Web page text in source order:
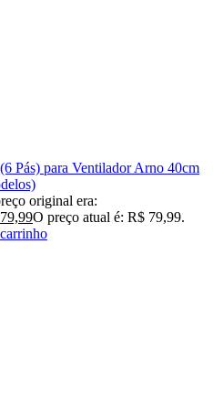
Pás) para Ventilador Arno 40cm
original era:
79,99O preço atual é: R$ 79,99.